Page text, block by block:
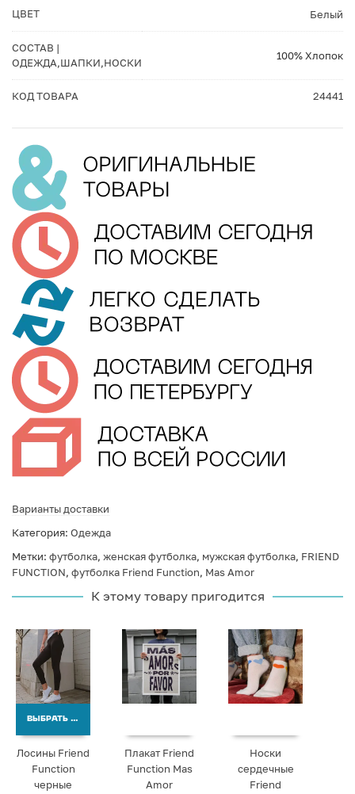
ЦВЕТ Белый
СОСТАВ |
ОДЕЖДА,ШАПКИ,НОСКИ
100% Хлопок
КОД ТОВАРА 24441
Варианты доставки
Категория: Одежда
Метки: футболка, женская футболка, мужская футболка, FRIEND
FUNCTION, футболка Friend Function, Mas Amor
К этому товару пригодится
ВЫБРАТЬ ВАРИАНТЫ
Лосины Friend
Function
черные
Плакат Friend
Function Mas
Amor
Носки
сердечные
Friend